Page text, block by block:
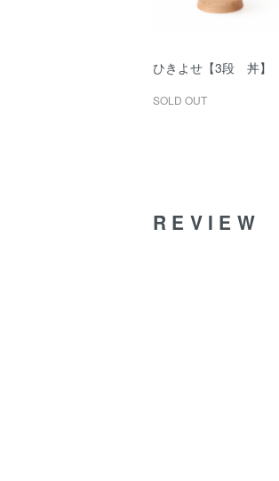
ひきよせ【3段 丼】
SOLD OUT
REVIEW